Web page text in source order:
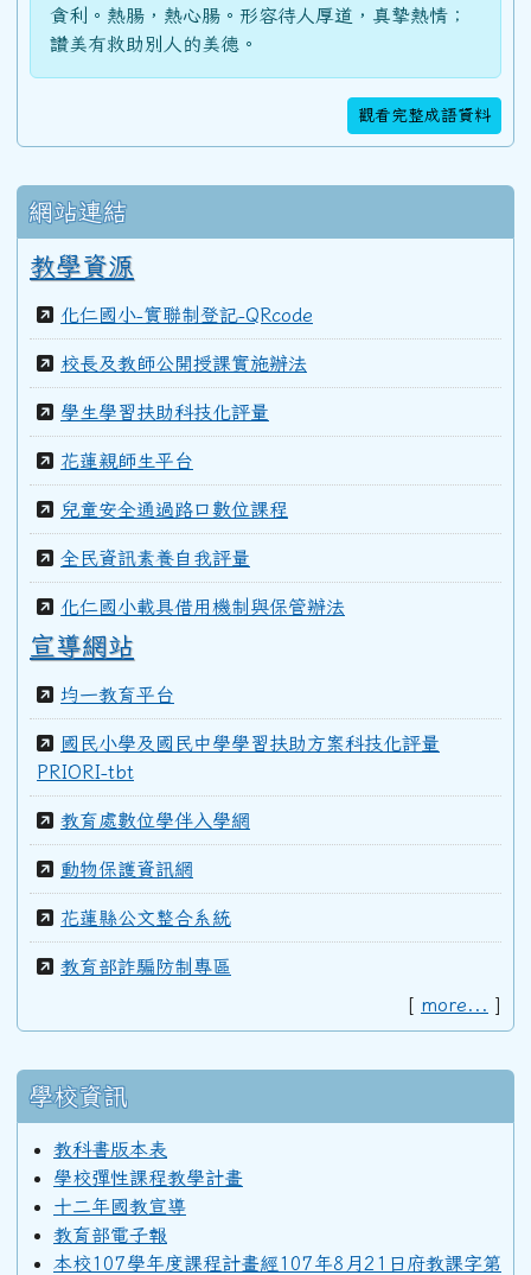
100學年度(101年6月)第41屆乙班
100學年度(101年6月)第41屆甲班
99學年度(100年6月)第40屆乙班
99學年度(100年6月)第40屆甲班
98學年度(99年6月)第40屆教師
97學年度(98年6月)第39屆教師
96學年度(97年6月)第38屆乙班
94學年度(95年6月)第36屆教師
92學年度(93年6月)第34屆丁班
92學年度(93年6月)第34屆乙班
92學年度(93年6月)第34屆甲班
貪利。熱腸，熱心腸。形容待人厚道，真摯熱情；
讚美有救助別人的美德。
觀看完整成語資料
網站連結
教學資源
化仁國小-實聯制登記-QRcode
校長及教師公開授課實施辦法
學生學習扶助科技化評量
花蓮親師生平台
兒童安全通過路口數位課程
全民資訊素養自我評量
化仁國小載具借用機制與保管辦法
宣導網站
均一教育平台
國民小學及國民中學學習扶助方案科技化評量
PRIORI-tbt
教育處數位學伴入學網
動物保護資訊網
花蓮縣公文整合系統
教育部詐騙防制專區
[ more... ]
學校資訊
教科書版本表
學校彈性課程教學計畫
十二年國教宣導
教育部電子報
本校107學年度課程計畫經107年8月21日府教課字第